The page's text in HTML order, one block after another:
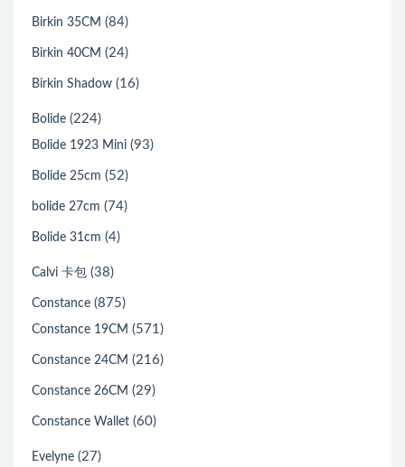
Birkin 35CM (84)
Birkin 40CM (24)
Birkin Shadow (16)
Bolide (224)
Bolide 1923 Mini (93)
Bolide 25cm (52)
bolide 27cm (74)
Bolide 31cm (4)
Calvi 卡包 (38)
Constance (875)
Constance 19CM (571)
Constance 24CM (216)
Constance 26CM (29)
Constance Wallet (60)
Evelyne (27)